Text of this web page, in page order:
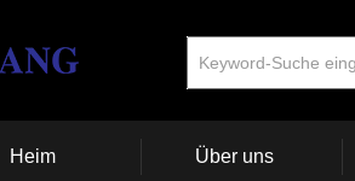
Heim Über uns